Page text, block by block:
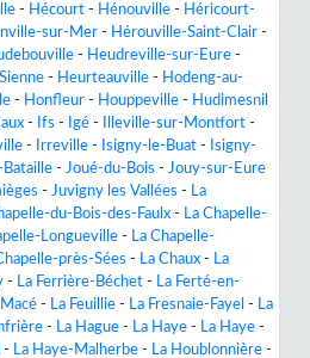
- Hécourt - Hénouville - Héricourt-
sur-Mer - Hérouville-Saint-Clair -
- Heudreville-sur-Eure -
- Heurteauville - Hodeng-au-
- Honfleur - Houppeville - Hudimesnil
- Ifs - Igé - Illeville-sur-Montfort -
- Irreville - Isigny-le-Buat -
Isigny-
Bataille - Joué-du-Bois - Jouy-sur-Eure
- Juvigny les Vallées - La
du-Bois-des-Faulx - La Chapelle-
Longueville - La Chapelle-
près-Sées - La Chaux - La
- La Ferrière-Béchet - La Ferté-en-
- La Feuillie - La Fresnaie-Fayel - La
- La Hague - La Haye - La Haye -
- La Haye-Malherbe - La Houblonnière -